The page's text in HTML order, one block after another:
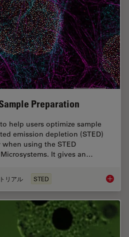
Preparation
help users optimize sample
emission depletion (STED)
using the STED
It gives an…
リアル STED The